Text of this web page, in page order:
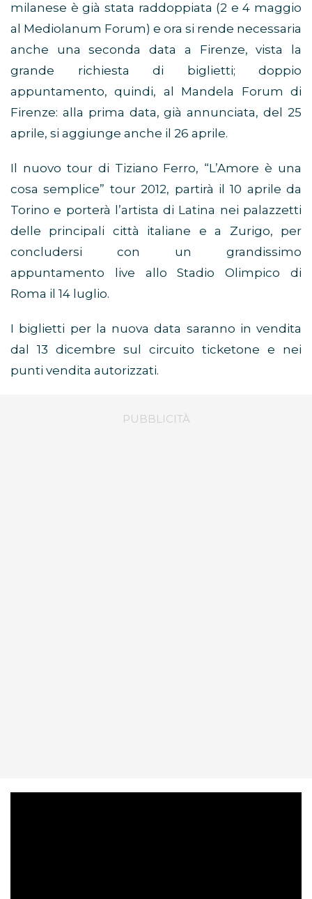
milanese è già stata raddoppiata (2 e 4 maggio
al Mediolanum Forum) e ora si rende necessaria
anche una seconda data a Firenze, vista la
grande richiesta di biglietti; doppio
appuntamento, quindi, al Mandela Forum di
Firenze: alla prima data, già annunciata, del 25
aprile, si aggiunge anche il 26 aprile.
Il nuovo tour di Tiziano Ferro, “L’Amore è una
cosa semplice” tour 2012, partirà il 10 aprile da
Torino e porterà l’artista di Latina nei palazzetti
delle principali città italiane e a Zurigo, per
concludersi con un grandissimo
appuntamento live allo Stadio Olimpico di
Roma il 14 luglio.
I biglietti per la nuova data saranno in vendita
dal 13 dicembre sul circuito ticketone e nei
punti vendita autorizzati.